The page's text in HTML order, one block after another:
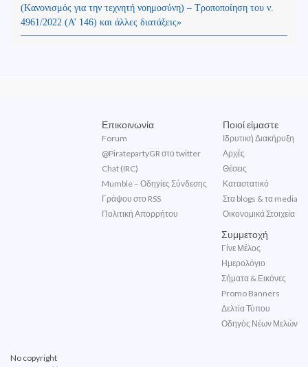
(Kανονισμός για την τεχνητή νοημοσύνη) – Τροποποίηση του ν.
4961/2022 (Α’ 146) και άλλες διατάξεις»
Επικοινωνία
Forum
@PiratepartyGR στο twitter
Chat (IRC)
Mumble – Οδηγίες Σύνδεσης
Γράψου στο RSS
Πολιτική Απορρήτου
Ποιοί είμαστε
Ιδρυτική Διακήρυξη
Αρχές
Θέσεις
Καταστατικό
Στα blogs & τα media
Οικονομικά Στοιχεία
Συμμετοχή
Γίνε Μέλος
Ημερολόγιο
Σήματα & Εικόνες
Promo Banners
Δελτία Τύπου
Οδηγός Νέων Μελών
No copyright